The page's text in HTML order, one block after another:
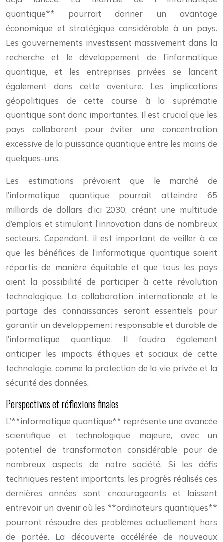
quantique** pourrait donner un avantage
économique et stratégique considérable à un pays.
Les gouvernements investissent massivement dans la
recherche et le développement de l’informatique
quantique, et les entreprises privées se lancent
également dans cette aventure. Les implications
géopolitiques de cette course à la suprématie
quantique sont donc importantes. Il est crucial que les
pays collaborent pour éviter une concentration
excessive de la puissance quantique entre les mains de
quelques-uns.
Les estimations prévoient que le marché de
l’informatique quantique pourrait atteindre 65
milliards de dollars d’ici 2030, créant une multitude
d’emplois et stimulant l’innovation dans de nombreux
secteurs. Cependant, il est important de veiller à ce
que les bénéfices de l’informatique quantique soient
répartis de manière équitable et que tous les pays
aient la possibilité de participer à cette révolution
technologique. La collaboration internationale et le
partage des connaissances seront essentiels pour
garantir un développement responsable et durable de
l’informatique quantique. Il faudra également
anticiper les impacts éthiques et sociaux de cette
technologie, comme la protection de la vie privée et la
sécurité des données.
Perspectives et réflexions finales
L’**informatique quantique** représente une avancée
scientifique et technologique majeure, avec un
potentiel de transformation considérable pour de
nombreux aspects de notre société. Si les défis
techniques restent importants, les progrès réalisés ces
dernières années sont encourageants et laissent
entrevoir un avenir où les **ordinateurs quantiques**
pourront résoudre des problèmes actuellement hors
de portée. La découverte accélérée de nouveaux